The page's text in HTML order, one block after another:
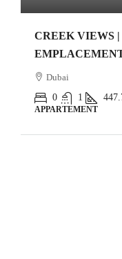
CREEK VIEWS
Dubai
0
1
APPARTEMENT